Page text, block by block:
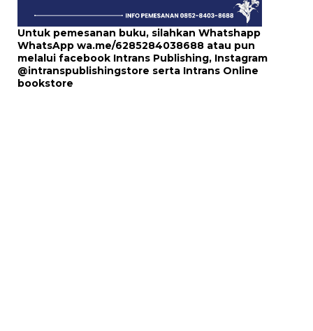
Untuk pemesanan buku, silahkan Whatshapp
WhatsApp wa.me/6285284038688 atau pun
melalui facebook Intrans Publishing, Instagram
@intranspublishingstore serta Intrans Online
bookstore